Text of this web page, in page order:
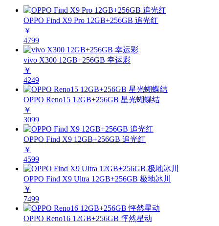
OPPO Find X9 Pro 12GB+256GB 追光红
￥
4799
vivo X300 12GB+256GB 幸运彩
￥
4249
OPPO Reno15 12GB+256GB 星光蝴蝶结
￥
3099
OPPO Find X9 12GB+256GB 追光红
￥
4599
OPPO Find X9 Ultra 12GB+256GB 极地冰川
￥
7499
OPPO Reno16 12GB+256GB 怦然星动